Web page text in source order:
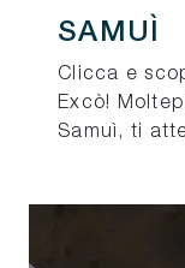
SAMUÌ
Clicca e
Excò!
Samuì, ti